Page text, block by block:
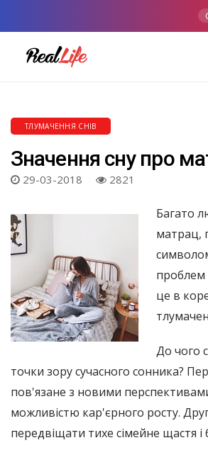
ТЛУМАЧЕННЯ СНІВ
Значення сну про
29-03-2018 2821
Багато
матрац,
проблем
це в
До чого
точки зору сучасного сонника?
пов'язане з новими
можливістю кар'єрного росту.
передвіщати тихе сімейне щастя і